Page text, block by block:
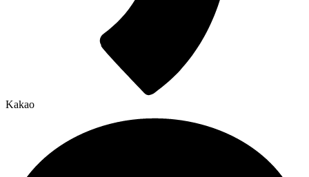
Kakao